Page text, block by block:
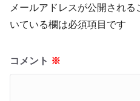
メールアドレスが公開される
いている欄は必須項目です
コメント ※